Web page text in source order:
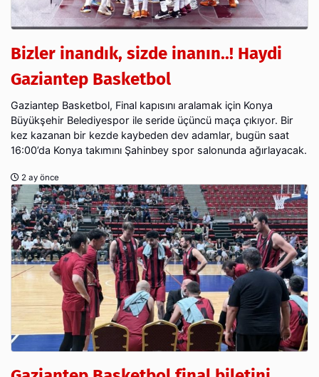
Bizler inandık, sizde inanın..! Haydi
Gaziantep Basketbol
Gaziantep Basketbol, Final kapısını aralamak için Konya
Büyükşehir Belediyespor ile seride üçüncü maça çıkıyor. Bir
kez kazanan bir kezde kaybeden dev adamlar, bugün saat
16:00’da Konya takımını Şahinbey spor salonunda ağırlayacak.
2 ay önce